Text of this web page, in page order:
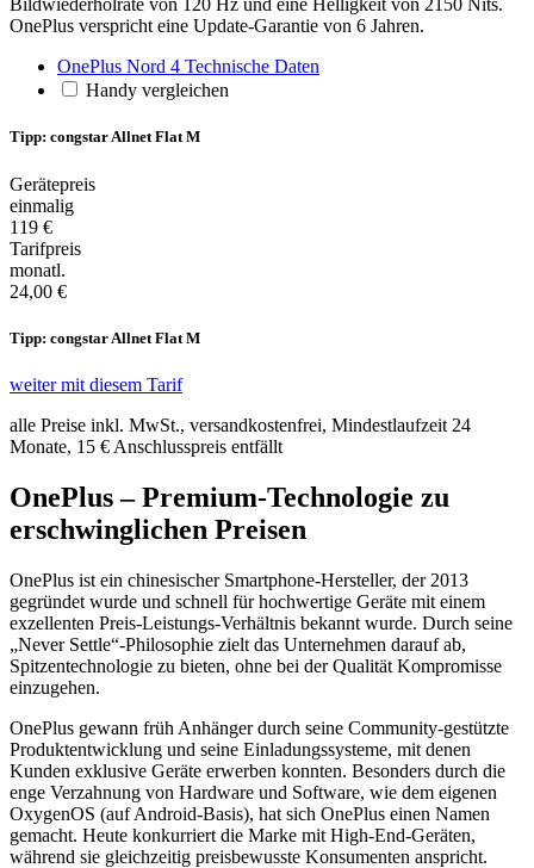
Bildwiederholrate von 120 Hz und eine Helligkeit von 2150 Nits.
OnePlus verspricht eine Update-Garantie von 6 Jahren.
OnePlus Nord 4 Technische Daten
Handy vergleichen
Tipp: congstar Allnet Flat M
Gerätepreis
einmalig
119 €
Tarifpreis
monatl.
24,00 €
Tipp: congstar Allnet Flat M
weiter mit diesem Tarif
alle Preise inkl. MwSt., versandkostenfrei, Mindestlaufzeit 24
Monate, 15 € Anschlusspreis entfällt
OnePlus – Premium-Technologie zu
erschwinglichen Preisen
OnePlus ist ein chinesischer Smartphone-Hersteller, der 2013
gegründet wurde und schnell für hochwertige Geräte mit einem
exzellenten Preis-Leistungs-Verhältnis bekannt wurde. Durch seine
„Never Settle“-Philosophie zielt das Unternehmen darauf ab,
Spitzentechnologie zu bieten, ohne bei der Qualität Kompromisse
einzugehen.
OnePlus gewann früh Anhänger durch seine Community-gestützte
Produktentwicklung und seine Einladungssysteme, mit denen
Kunden exklusive Geräte erwerben konnten. Besonders durch die
enge Verzahnung von Hardware und Software, wie dem eigenen
OxygenOS (auf Android-Basis), hat sich OnePlus einen Namen
gemacht. Heute konkurriert die Marke mit High-End-Geräten,
während sie gleichzeitig preisbewusste Konsumenten anspricht.